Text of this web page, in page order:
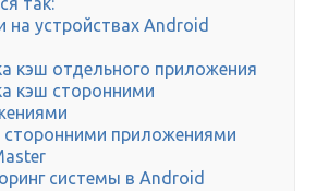
устройствах Android
кэш отдельного приложения
кэш сторонними
сторонними приложениями
системы в Android